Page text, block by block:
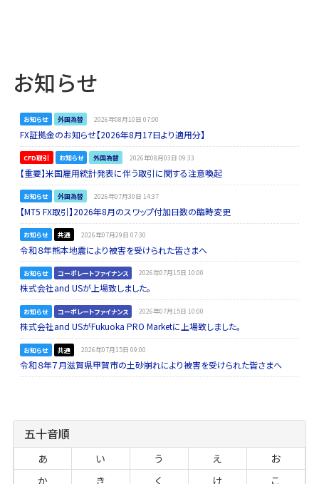
お知らせ
お知らせ 外国為替 2026年08月10日 07:00
FX証拠金のお知らせ【2026年8月17日より適用分】
CFD取引 お知らせ 外国為替 2026年08月03日 09:33
【重要】米国雇用統計発表に伴う取引に関する注意喚起
お知らせ 外国為替 2026年07月30日 14:37
【MT5 FX取引】2026年8月のスワップ付加日数の臨時変更
お知らせ 共通 2026年07月29日 07:30
令和８年熊本地震により被害を受けられた皆さまへ
お知らせ コーポレートファイナンス 2026年07月15日 10:00
株式会社and USが上場致しました。
お知らせ コーポレートファイナンス 2026年07月15日 10:00
株式会社and USがFukuoka PRO Marketに上場致しました。
お知らせ 共通 2026年07月15日 09:00
令和８年７月滋賀県甲賀市の土砂崩れにより被害を受けられた皆さまへ
五十音順
あ い う え
お
か
き く け
こ